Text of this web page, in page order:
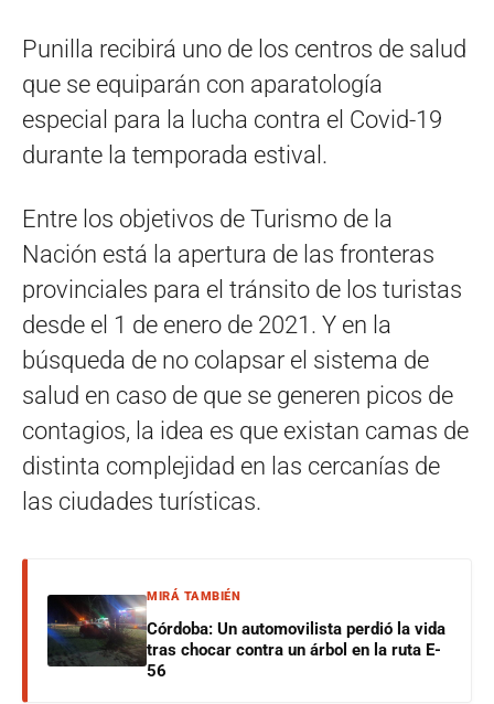
Punilla recibirá uno de los centros de salud
que se equiparán con aparatología
especial para la lucha contra el Covid-19
durante la temporada estival.
Entre los objetivos de Turismo de la
Nación está la apertura de las fronteras
provinciales para el tránsito de los turistas
desde el 1 de enero de 2021. Y en la
búsqueda de no colapsar el sistema de
salud en caso de que se generen picos de
contagios, la idea es que existan camas de
distinta complejidad en las cercanías de
las ciudades turísticas.
MIRÁ TAMBIÉN
Córdoba: Un automovilista perdió la vida
tras chocar contra un árbol en la ruta E-
56